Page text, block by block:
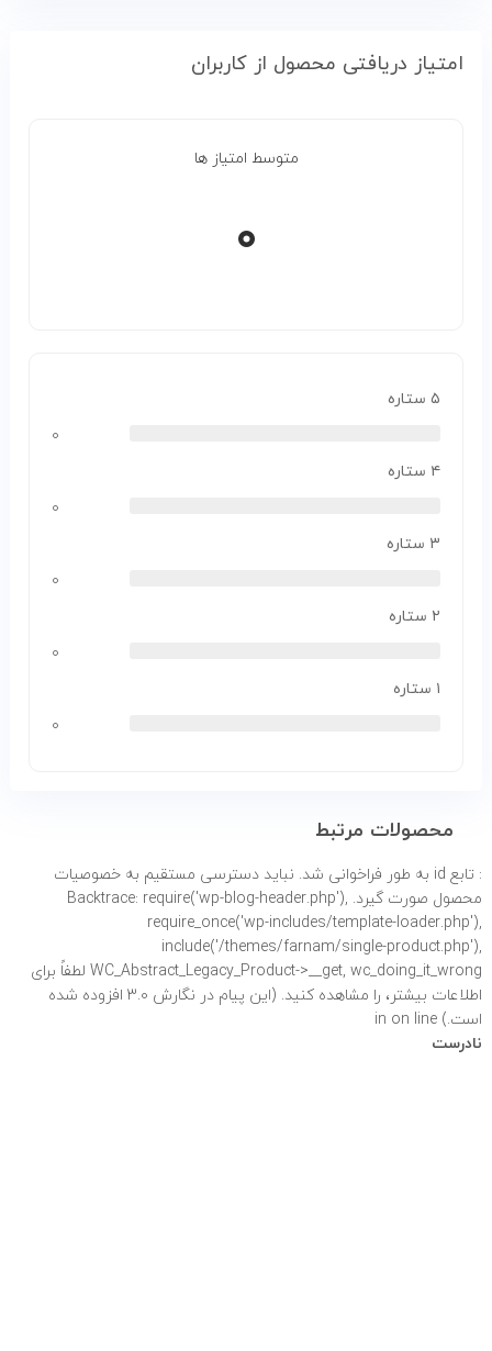
امتیاز دریافتی محصول از کاربران
متوسط امتیاز ها
۰
۵ ستاره
۰
۴ ستاره
۰
۳ ستاره
۰
۲ ستاره
۰
۱ ستاره
۰
محصولات مرتبط
: تابع id به طور
فراخوانی شد. نباید دسترسی مستقیم به خصوصیات
محصول صورت گیرد. Backtrace: require('wp-blog-header.php'),
require_once('wp-includes/template-loader.php'),
include('/themes/farnam/single-product.php'),
WC_Abstract_Legacy_Product->__get, wc_doing_it_wrong لطفاً برای
اطلاعات بیشتر،
را مشاهده کنید. (این پیام در نگارش 3.0 افزوده شده
است.) in on line
نادرست